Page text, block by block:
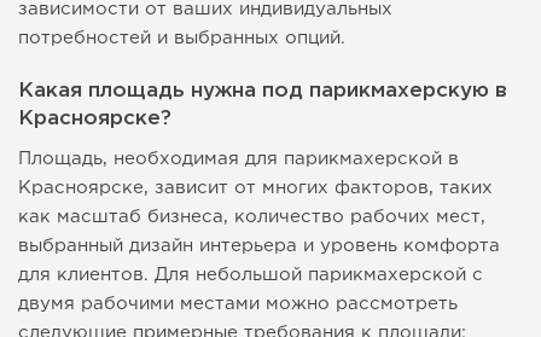
зависимости от ваших индивидуальных
потребностей и выбранных опций.
Какая площадь нужна под парикмахерскую в
Красноярске?
Площадь, необходимая для парикмахерской в
Красноярске, зависит от многих факторов, таких
как масштаб бизнеса, количество рабочих мест,
выбранный дизайн интерьера и уровень комфорта
для клиентов. Для небольшой парикмахерской с
двумя рабочими местами можно рассмотреть
следующие примерные требования к площади: